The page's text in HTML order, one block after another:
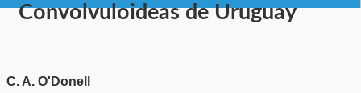
Convolvuloideas de Uruguay
C. A. O'Donell